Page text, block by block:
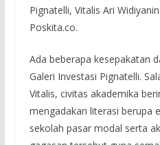
Pignatelli, Vitalis Ari
Poskita.co.
Ada beberapa kesepakatan
Galeri Investasi Pignatelli.
Vitalis, civitas akademika
mengadakan literasi berupa
sekolah pasar modal serta